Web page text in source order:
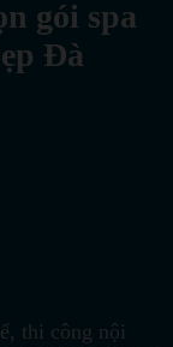
gói spa
Đà
thi công nội